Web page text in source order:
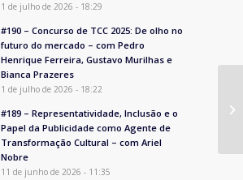
1 de julho de 2026 - 18:29
#190 – Concurso de TCC 2025: De olho no
futuro do mercado – com Pedro
Henrique Ferreira, Gustavo Murilhas e
Bianca Prazeres
1 de julho de 2026 - 18:22
#189 – Representatividade, Inclusão e o
Papel da Publicidade como Agente de
Transformação Cultural – com Ariel
Nobre
11 de junho de 2026 - 11:35